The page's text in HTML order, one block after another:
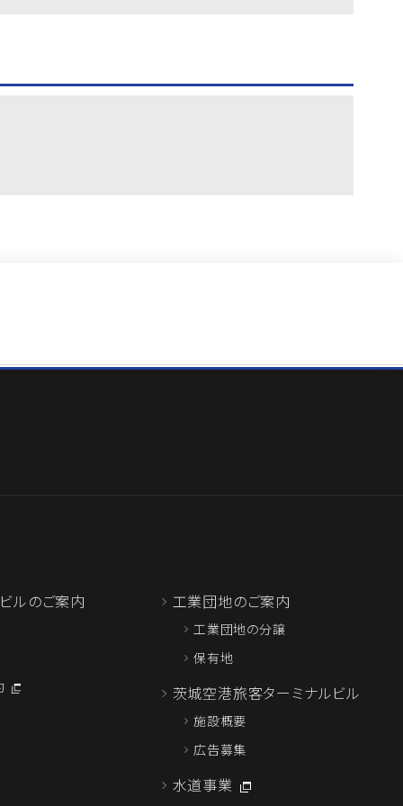
ルのご案内
工業団地のご案内
工業団地の分譲
保有地
茨城空港旅客ターミナルビル
施設概要
広告募集
水道事業